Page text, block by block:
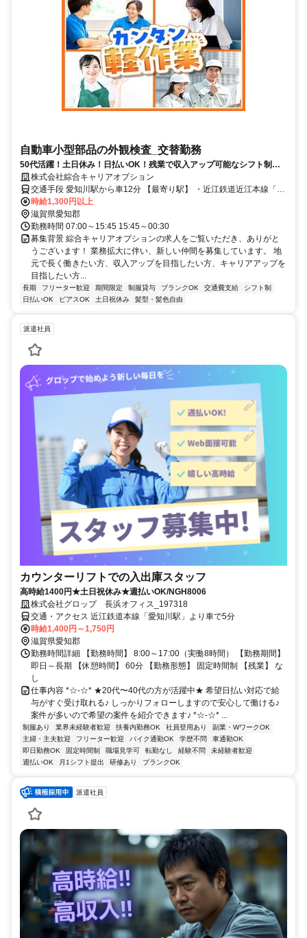
自動車小型部品の外観検査_交替勤務
50代活躍！土日休み！日払いOK！残業で収入アップ可能なシフト制の
職場で働けるチャンス
株式会社綜合キャリアオプション
交通手段 愛知川駅から車12分 【最寄り駅】 ・近江鉄道近江本線「愛
知川駅」
時給1,300円以上
滋賀県愛知郡
勤務時間 07:00～15:45 15:45～00:30
募集背景 綜合キャリアオプションの求人をご覧いただき、ありがと
うございます！ 業務拡大に伴い、新しい仲間を募集しています。 地
元で長く働きたい方、収入アップを目指したい方、キャリアアップを
目指したい方...
長期 フリーター歓迎 期間限定 制服貸与 ブランクOK 交通費支給
シフト制
日払いOK
ピアスOK 土日祝休み 髪型・髪色自由
派遣社員
カウンターリフトでの入出庫スタッフ
高時給1400円★土日祝休み★週払いOK/NGH8006
株式会社グロップ 長浜オフィス_197318
交通・アクセス 近江鉄道本線「愛知川駅」より車で5分
時給1,400円～1,750円
滋賀県愛知郡
勤務時間詳細 【勤務時間】 8:00～17:00（実働8時間） 【勤務期間】
即日～長期 【休憩時間】 60分 【勤務形態】 固定時間制 【残業】 な
し
仕事内容 *☆-☆* ★20代〜40代の方が活躍中★ 希望日払い対応で給
与がすぐ受け取れる♪ しっかりフォローしますので安心して働ける♪
案件が多いので希望の案件を紹介できます♪ *☆-☆* ...
制服あり 業界未経験者歓迎 扶養内勤務OK 社員登用あり
副業・WワークOK
主婦・主夫歓迎
フリーター歓迎 バイク通勤OK 学歴不問
車通勤OK
即日勤務OK
固定時間制 職場見学可 転勤なし 経験不問
未経験者歓迎
週払いOK
月1シフト提出 研修あり ブランクOK
派遣社員